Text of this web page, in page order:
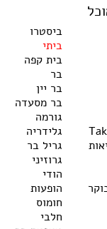
ביסטרו
ביתי
בית קפה
בר
בר יין
בר מסעדה
גורמה
גלידריה
גריל בר
גרוזיני
הודי
הופעות
חומוס
חלבי